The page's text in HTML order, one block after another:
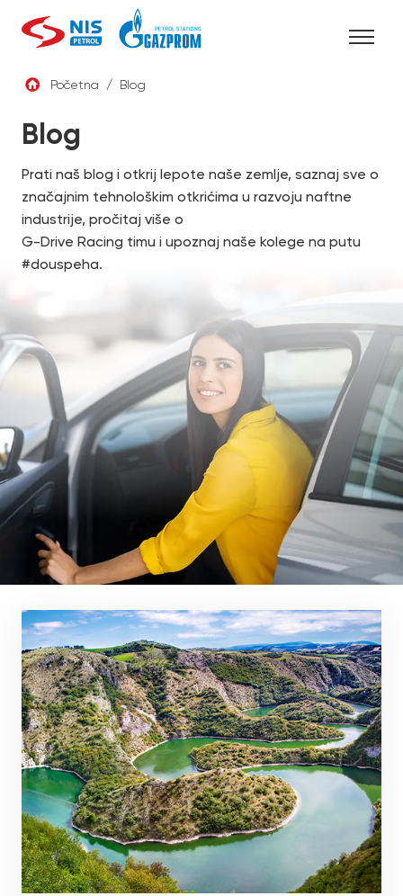
content
Početna / Blog
Blog
Prati naš blog i otkrij lepote naše zemlje, saznaj sve o
značajnim tehnološkim otkrićima u razvoju naftne
industrije, pročitaj više o
G-Drive Racing timu i upoznaj naše kolege na putu
#douspeha.